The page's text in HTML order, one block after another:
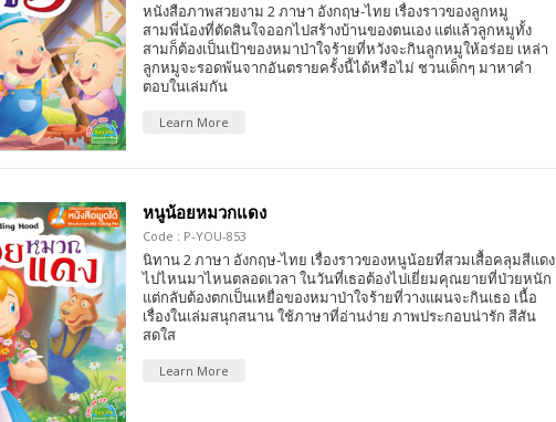
หนังสือภาพสวยงาม 2 ภาษา อังกฤษ-ไทย เรื่องราวของลูกหมู
สามพี่น้องที่ตัดสินใจออกไปสร้างบ้านของตนเอง แต่แล้วลูกหมูทั้ง
สามก็ต้องเป็นเป้าของหมาป่าใจร้ายที่หวังจะกินลูกหมูให้อร่อย เหล่า
ลูกหมูจะรอดพ้นจากอันตรายครั้งนี้ได้หรือไม่ ชวนเด็กๆ มาหาคำ
ตอบในเล่มกัน
Learn More
หนูน้อยหมวกแดง
Code : P-YOU-853
นิทาน 2 ภาษา อังกฤษ-ไทย เรื่องราวของหนูน้อยที่สวมเสื้อคลุมสีแดง
ไปไหนมาไหนตลอดเวลา ในวันที่เธอต้องไปเยี่ยมคุณยายที่ป่วยหนัก
แต่กลับต้องตกเป็นเหยื่อของหมาป่าใจร้ายที่วางแผนจะกินเธอ เนื้อ
เรื่องในเล่มสนุกสนาน ใช้ภาษาที่อ่านง่าย ภาพประกอบน่ารัก สีสัน
สดใส
Learn More